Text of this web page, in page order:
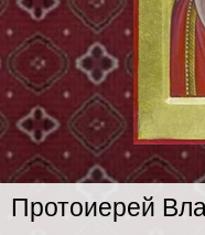
Протоиерей